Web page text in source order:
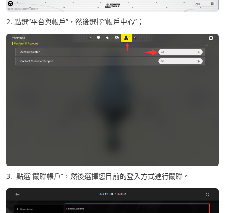
2. 點選“平台與帳戶”，然後選擇“帳戶中心”；
3. 點選“關聯帳戶”，然後選擇您目前的登入方式進行關聯。